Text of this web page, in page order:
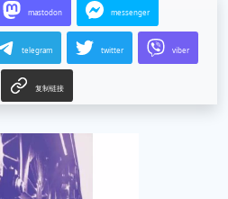
mastodon messenger
telegram twitter viber
复制链接